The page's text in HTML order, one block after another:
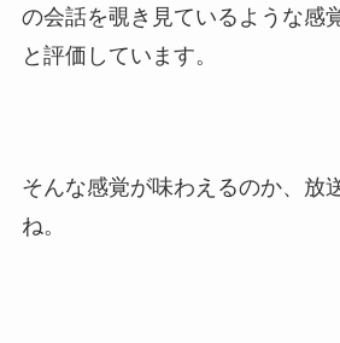
の会話を覗き見ているような感
と評価しています。
そんな感覚が味わえるのか、放
ね。